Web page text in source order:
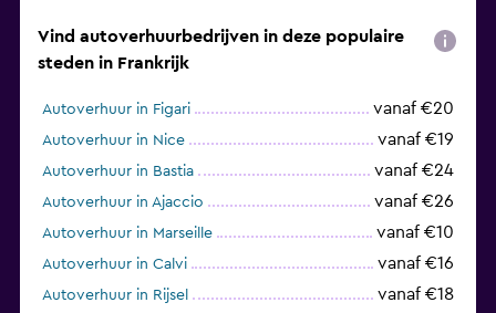
Vind autoverhuurbedrijven in deze populaire
steden in Frankrijk
Autoverhuur in Figari vanaf €20
Autoverhuur in Nice vanaf €19
Autoverhuur in Bastia vanaf €24
Autoverhuur in Ajaccio vanaf €26
Autoverhuur in Marseille vanaf €10
Autoverhuur in Calvi vanaf €16
Autoverhuur in Rijsel vanaf €18